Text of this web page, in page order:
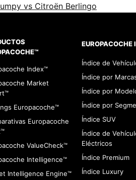
vs Citroën Berlingo
Index™
Market
Europacoche™
Europacoche
ValueCheck™
Intelligence™
Intelligence Engine™
EUROPACOCHE
Índice de
Índice por
Índice por
Índice por
Índice SUV
Índice de
Eléctricos
Índice Premium
Índice Luxury